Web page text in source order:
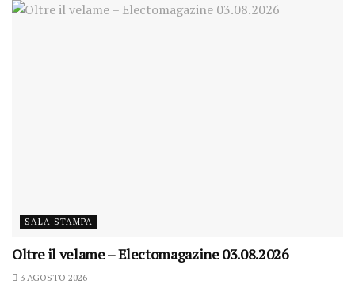
SALA STAMPA
Oltre il velame – Electomagazine 03.08.2026
3 AGOSTO 2026